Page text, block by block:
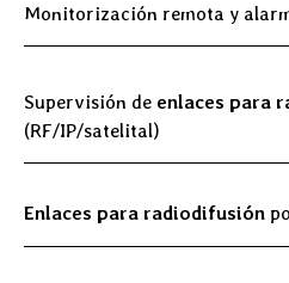
Monitorización remota y
Supervisión de enlaces para
(RF/IP/satelital)
Enlaces para radiodifusión